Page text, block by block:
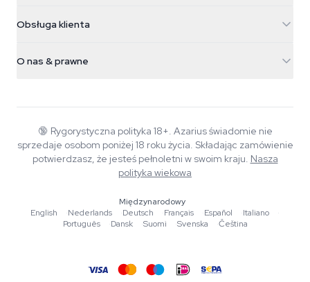
Nederland
+31(0)204897914
Magiczne grzyby
Smokeshop
Obsługa klienta
Polityka zwrotów
Polityka prywatności
O nas & prawne
Wiki
Muzyka
Narzędzia i kalkulatory
🔞 Rygorystyczna polityka 18+. Azarius świadomie nie
sprzedaje osobom poniżej 18 roku życia. Składając zamówienie
potwierdzasz, że jesteś pełnoletni w swoim kraju. Nasza
polityka wiekowa
Międzynarodowy
English
·Nederlands ·Deutsch ·Français ·Español ·Italiano
·
Português
·Dansk ·Suomi ·Svenska ·Čeština